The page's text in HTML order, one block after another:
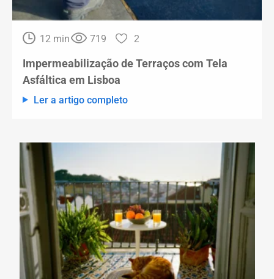
12 min 719 2
Impermeabilização de Terraços com Tela
Asfáltica em Lisboa
Ler a artigo completo